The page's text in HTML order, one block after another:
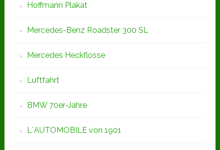
Hoffmann Plakat
Mercedes-Benz Roadster 300 SL
Mercedes Heckflosse
Luftfahrt
BMW 70er-Jahre
L`AUTOMOBILE von 1901